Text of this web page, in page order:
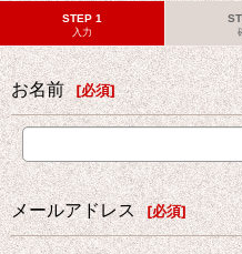
STEP 1
入力
お名前 [必須]
メールアドレス [必須]